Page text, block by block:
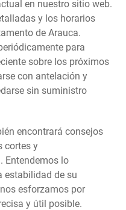
en nuestro sitio web.
y los horarios
de Arauca.
para
sobre los próximos
con antelación y
sin suministro
encontrará consejos
cortes y
Entendemos lo
estabilidad de su
esforzamos por
y útil posible.